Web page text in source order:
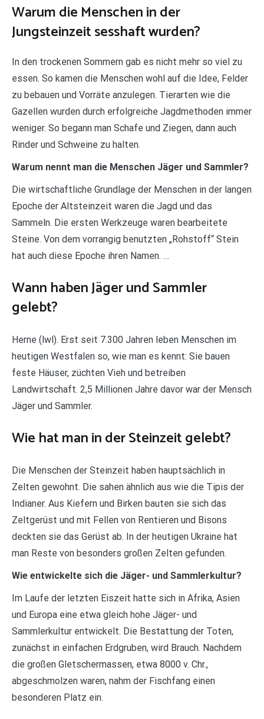
Warum die Menschen in der
Jungsteinzeit sesshaft wurden?
In den trockenen Sommern gab es nicht mehr so viel zu
essen. So kamen die Menschen wohl auf die Idee, Felder
zu bebauen und Vorräte anzulegen. Tierarten wie die
Gazellen wurden durch erfolgreiche Jagdmethoden immer
weniger. So begann man Schafe und Ziegen, dann auch
Rinder und Schweine zu halten.
Warum nennt man die Menschen Jäger und Sammler?
Die wirtschaftliche Grundlage der Menschen in der langen
Epoche der Altsteinzeit waren die Jagd und das
Sammeln. Die ersten Werkzeuge waren bearbeitete
Steine. Von dem vorrangig benutzten „Rohstoff“ Stein
hat auch diese Epoche ihren Namen. …
Wann haben Jäger und Sammler
gelebt?
Herne (lwl). Erst seit 7.300 Jahren leben Menschen im
heutigen Westfalen so, wie man es kennt: Sie bauen
feste Häuser, züchten Vieh und betreiben
Landwirtschaft. 2,5 Millionen Jahre davor war der Mensch
Jäger und Sammler.
Wie hat man in der Steinzeit gelebt?
Die Menschen der Steinzeit haben hauptsächlich in
Zelten gewohnt. Die sahen ähnlich aus wie die Tipis der
Indianer. Aus Kiefern und Birken bauten sie sich das
Zeltgerüst und mit Fellen von Rentieren und Bisons
deckten sie das Gerüst ab. In der heutigen Ukraine hat
man Reste von besonders großen Zelten gefunden.
Wie entwickelte sich die Jäger- und Sammlerkultur?
Im Laufe der letzten Eiszeit hatte sich in Afrika, Asien
und Europa eine etwa gleich hohe Jäger- und
Sammlerkultur entwickelt. Die Bestattung der Toten,
zunächst in einfachen Erdgruben, wird Brauch. Nachdem
die großen Gletschermassen, etwa 8000 v. Chr.,
abgeschmolzen waren, nahm der Fischfang einen
besonderen Platz ein.